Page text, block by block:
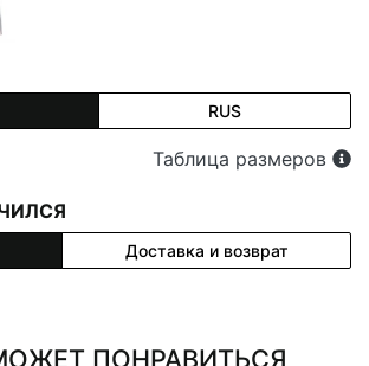
RUS
Таблица размеров
Доставка и возврат
ПОНРАВИТЬСЯ